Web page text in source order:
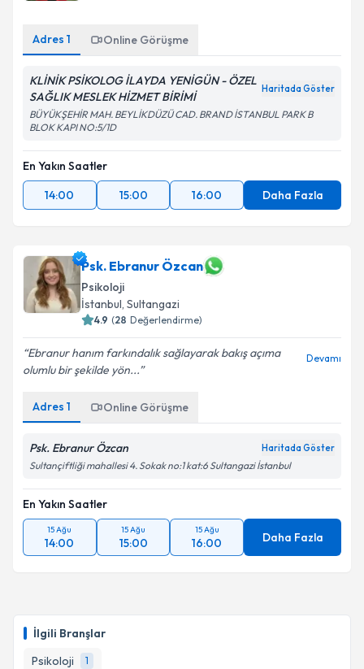
İlgili Branşlar
Psikoloji
1
Adres 1 Online Görüşme
KLİNİK PSİKOLOG İLAYDA YENİGÜN - ÖZEL
SAĞLIK MESLEK HİZMET BİRİMİ
Haritada Göster
BÜYÜKŞEHİR MAH. BEYLİKDÜZÜ CAD. BRAND İSTANBUL PARK B
BLOK KAPI NO:5/1D
En Yakın Saatler
14:00
15:00 16:00 Daha Fazla
Psk. Ebranur Özcan
Psikoloji
İstanbul, Sultangazi
4.9 (28 Değerlendirme)
Ebranur hanım farkındalık sağlayarak bakış açıma
olumlu bir şekilde yön...
Devamı
Adres 1 Online Görüşme
Psk. Ebranur Özcan Haritada Göster
Sultançiftliği mahallesi 4. Sokak no:1 kat:6 Sultangazi İstanbul
En Yakın Saatler
15 Ağu
14:00
15 Ağu
15:00
15 Ağu
16:00 Daha Fazla